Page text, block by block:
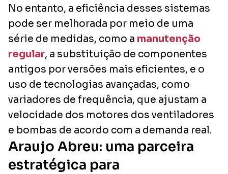
No entanto, a eficiência desses sistemas
pode ser melhorada por meio de uma
série de medidas, como a manutenção
regular, a substituição de componentes
antigos por versões mais eficientes, e o
uso de tecnologias avançadas, como
variadores de frequência, que ajustam a
velocidade dos motores dos ventiladores
e bombas de acordo com a demanda real.
Araujo Abreu: uma parceira
estratégica para